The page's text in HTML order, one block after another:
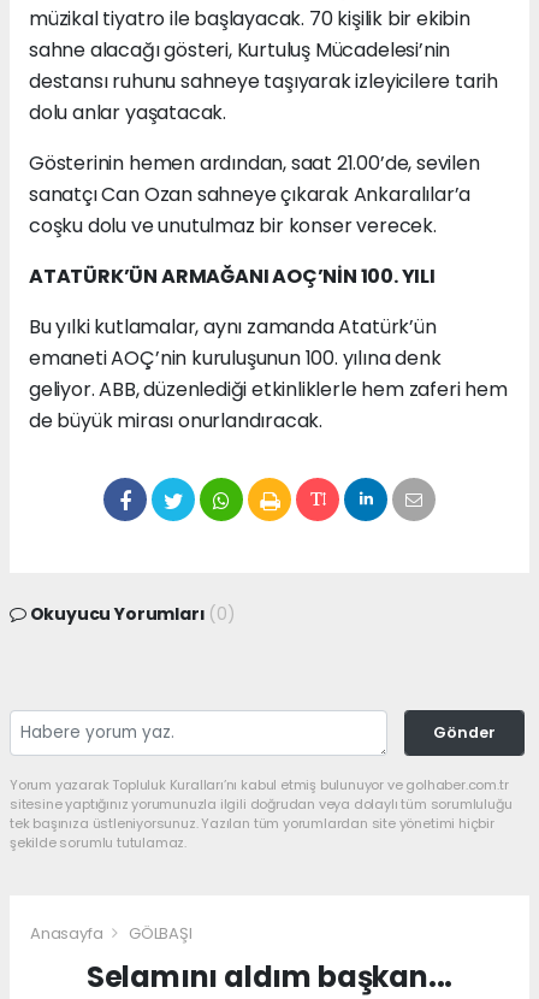
müzikal tiyatro ile başlayacak. 70 kişilik bir ekibin
sahne alacağı gösteri, Kurtuluş Mücadelesi’nin
destansı ruhunu sahneye taşıyarak izleyicilere tarih
dolu anlar yaşatacak.
Gösterinin hemen ardından, saat 21.00’de, sevilen
sanatçı Can Ozan sahneye çıkarak Ankaralılar’a
coşku dolu ve unutulmaz bir konser verecek.
ATATÜRK’ÜN ARMAĞANI AOÇ’NİN 100. YILI
Bu yılki kutlamalar, aynı zamanda Atatürk’ün
emaneti AOÇ’nin kuruluşunun 100. yılına denk
geliyor. ABB, düzenlediği etkinliklerle hem zaferi hem
de büyük mirası onurlandıracak.
Okuyucu Yorumları (0)
Gönder
Yorum yazarak Topluluk Kuralları’nı kabul etmiş bulunuyor ve golhaber.com.tr
sitesine yaptığınız yorumunuzla ilgili doğrudan veya dolaylı tüm sorumluluğu
tek başınıza üstleniyorsunuz. Yazılan tüm yorumlardan site yönetimi hiçbir
şekilde sorumlu tutulamaz.
Anasayfa GÖLBAŞI
Selamını aldım başkan...